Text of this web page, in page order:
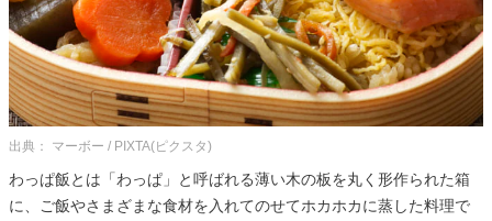
出典： マーボー / PIXTA(ピクスタ)
わっぱ飯とは「わっぱ」と呼ばれる薄い木の板を丸く形作られた箱
に、ご飯やさまざまな食材を入れてのせてホカホカに蒸した料理で